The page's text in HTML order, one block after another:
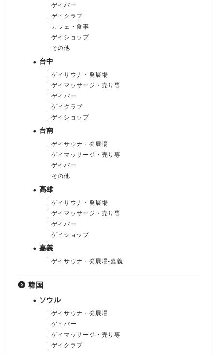
ゲイバー
ゲイクラブ
カフェ・食事
ゲイショップ
その他
台中
ゲイサウナ・発展場
ゲイマッサージ・売り専
ゲイバー
ゲイクラブ
ゲイショップ
台南
ゲイサウナ・発展場
ゲイマッサージ・売り専
ゲイバー
その他
高雄
ゲイサウナ・発展場
ゲイマッサージ・売り専
ゲイバー
ゲイショップ
嘉義
ゲイサウナ・発展場-嘉義
韓国
ソウル
ゲイサウナ・発展場
ゲイバー
ゲイマッサージ・売り専
ゲイクラブ